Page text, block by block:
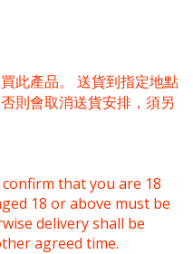
此產品。 送貨到指定地點
則會取消送貨安排，須另
that you are 18
18 or above must be
delivery shall be
agreed time.